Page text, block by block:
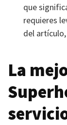
que
requieres
del
La